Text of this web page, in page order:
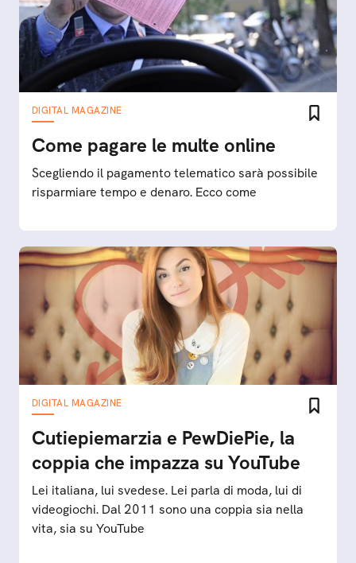
DIGITAL MAGAZINE
Come pagare le multe online
Scegliendo il pagamento telematico sarà possibile
risparmiare tempo e denaro. Ecco come
DIGITAL MAGAZINE
Cutiepiemarzia e PewDiePie, la
coppia che impazza su YouTube
Lei italiana, lui svedese. Lei parla di moda, lui di
videogiochi. Dal 2011 sono una coppia sia nella
vita, sia su YouTube